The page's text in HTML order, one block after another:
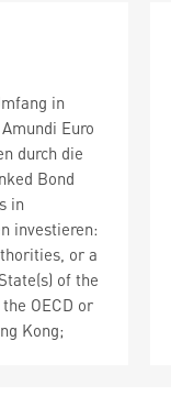
in
Euro
durch die
Bond
in
investieren:
or a
of the
OECD or
Kong;